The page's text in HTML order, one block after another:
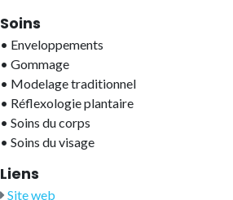
Soins
• Enveloppements
• Gommage
• Modelage traditionnel
• Réflexologie plantaire
• Soins du corps
• Soins du visage
Liens
Site web